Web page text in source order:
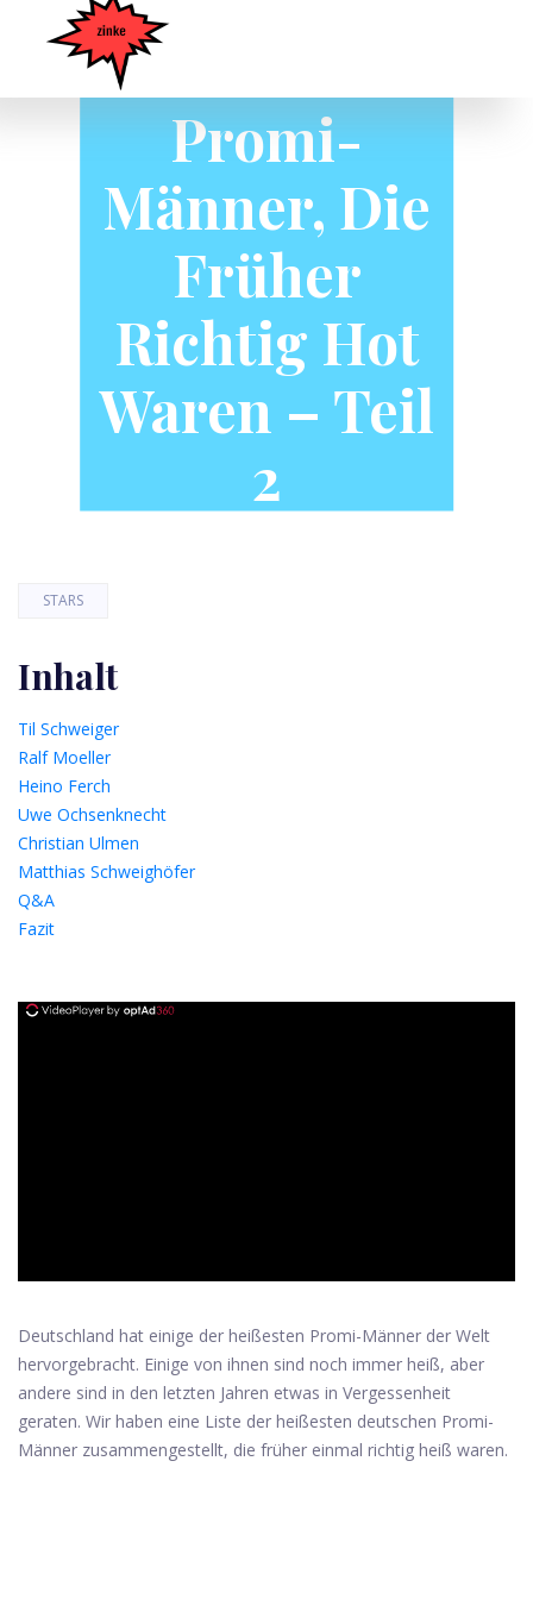
Deutsche
Promi-
Männer, Die
Früher
Richtig Hot
Waren – Teil
2
STARS
Inhalt
Til Schweiger
Ralf Moeller
Heino Ferch
Uwe Ochsenknecht
Christian Ulmen
Matthias Schweighöfer
Q&A
Fazit
Deutschland hat einige der heißesten Promi-Männer der Welt
hervorgebracht. Einige von ihnen sind noch immer heiß, aber
andere sind in den letzten Jahren etwas in Vergessenheit
geraten. Wir haben eine Liste der heißesten deutschen Promi-
Männer zusammengestellt, die früher einmal richtig heiß waren.